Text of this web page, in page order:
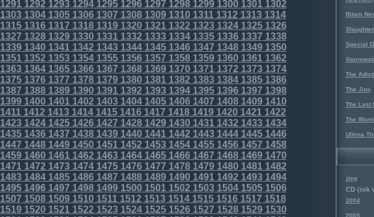
12911292 12931294129512961297 12981299130013011302
13031304130513061307 13081309131013111312 13131314
131513161317 13181319132013211322 1323132413251326
1327 13281329133013311332 13331334133513361337 1338
1339134013411342 13431344134513461347 134813491350
13511352 13531354135513561357 13581359136013611362
13631364136513661367 13681369137013711372 13731374
137513761377 13781379138013811382 1383138413851386
1387 13881389139013911392 13931394139513961397 1398
1399140014011402 14031404140514061407 140814091410
14111412 14131414141514161417 14181419142014211422
14231424142514261427 14281429143014311432 14331434
143514361437 14381439144014411442 1443144414451446
1447 14481449145014511452 14531454145514561457 1458
1459146014611462 14631464146514661467 146814691470
14711472 14731474147514761477 14781479148014811482
14831484148514861487 14881489149014911492 14931494
149514961497 14981499150015011502 1503150415051506
1507 15081509151015111512 15131514151515161517 1518
1519152015211522 15231524152515261527 152815291530
Ritam
Special
The
The Jinx
The Last
The
Ultima
ziny
CD (rok
2004
2005